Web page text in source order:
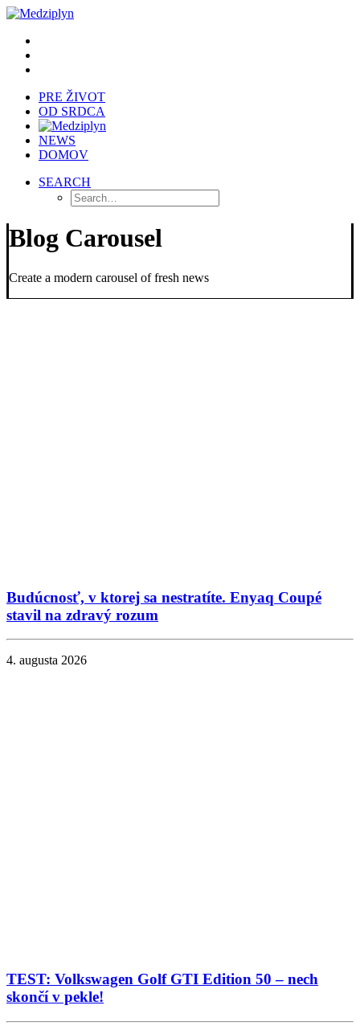
PRE ŽIVOT
OD SRDCA
NEWS
DOMOV
SEARCH
Blog Carousel
Create a modern carousel of fresh news
Budúcnosť, v ktorej sa nestratíte. Enyaq Coupé
stavil na zdravý rozum
4. augusta 2026
TEST: Volkswagen Golf GTI Edition 50 – nech
skončí v pekle!